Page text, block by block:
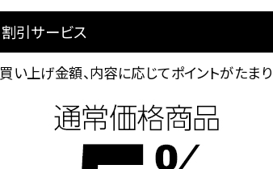
引サービス
い上げ金額、内容に応じてポイントがたまり